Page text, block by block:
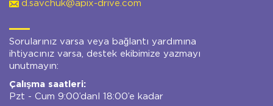
d.savchuk@apix-drive.com
Sorularınız varsa veya bağlantı yardımına
ihtiyacınız varsa, destek ekibimize yazmayı
unutmayın:
Çalışma saatleri:
Pzt - Cum 9:00’danl 18:00’e kadar